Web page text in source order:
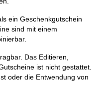
ein Geschenkgutschein
sind mit einem
Das Editieren,
ist nicht gestattet.
oder die Entwendung von